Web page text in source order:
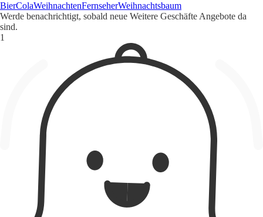
BierColaWeihnachtenFernseherWeihnachtsbaum
Werde benachrichtigt, sobald neue Weitere Geschäfte Angebote da
sind.